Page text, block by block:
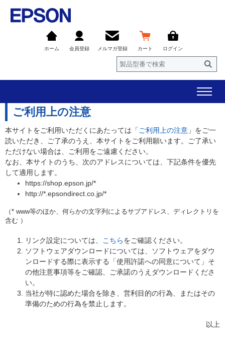
ホーム 会員登録 メルマガ登録 カート ログイン
ご利用上の注意
本サイトをご利用いただくにあたっては「 ご利用上の注意 」をご一
読いただき、ご了承のうえ、本サイトをご利用願います。ご了承い
ただけない場合は、ご利用をご遠慮ください。
なお、本サイトのうち、次のアドレスについては、下記条件を優先
して適用します。
https://shop.epson.jp/*
http://*.epsondirect.co.jp/*
（* www等のほか、何らかの文字列によるサブアドレス、ディレクトリを
含む ）
リンク設定については、 こちらをご確認ください。
ソフトウェアダウンロードについては、ソフトウェアをダウ
ンロードする際に表示する「使用許諾への同意について」そ
の他注意事項等をご確認、ご承諾のうえダウンロードくださ
い。
当社が特に認めた場合を除き、営利目的の行為、またはその
準備のための行為を禁止します。
以上